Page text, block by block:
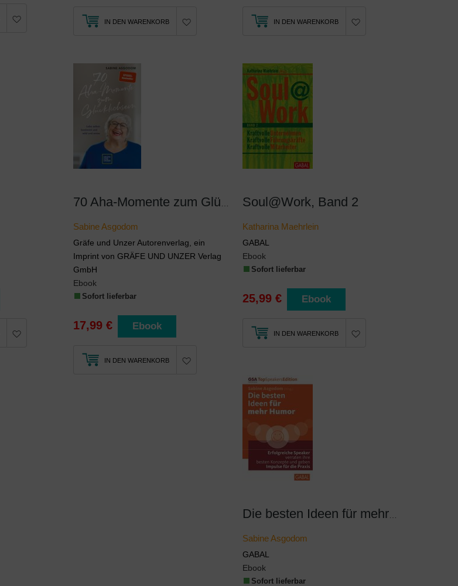
IN DEN WARENKORB IN DEN WARENKORB
Sabine Asgodom
Gräfe und Unzer Autorenverlag, ein
Imprint von GRÄFE UND UNZER Verlag
GmbH
Ebook
Sofort lieferbar
17,99 € Ebook
IN DEN WARENKORB
Soul@Work, Band 2
Katharina Maehrlein
GABAL
Ebook
Sofort lieferbar
25,99 € Ebook
IN DEN WARENKORB
Sabine Asgodom
GABAL
Ebook
Sofort lieferbar